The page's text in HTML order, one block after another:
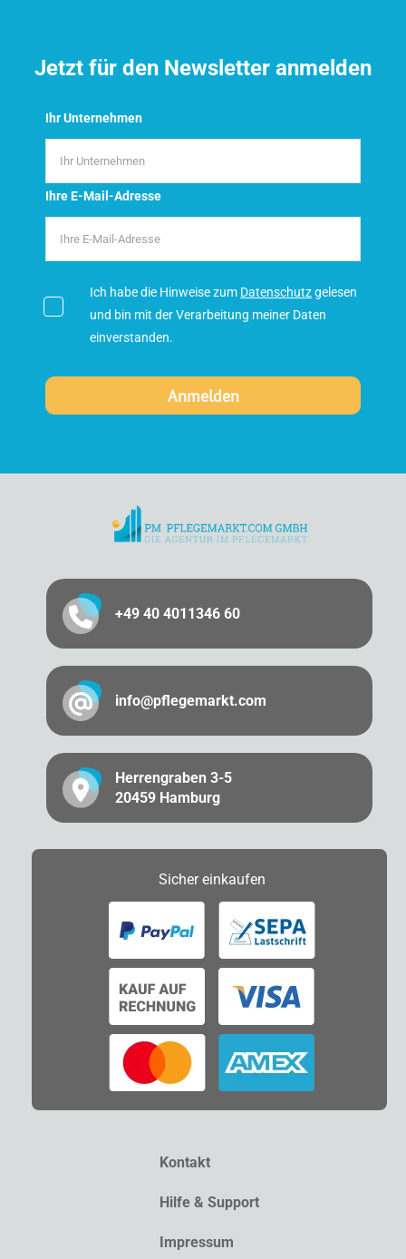
Jetzt für den Newsletter anmelden
Ihr Unternehmen
Ihre E-Mail-Adresse
Ich habe die Hinweise zum Datenschutzgelesen
und bin mit der Verarbeitung meiner Daten
einverstanden.
+49 40 4011346 60
info@pflegemarkt.com
Herrengraben 3-5
20459 Hamburg
Sichereinkaufen
Kontakt
Hilfe & Support
Impressum